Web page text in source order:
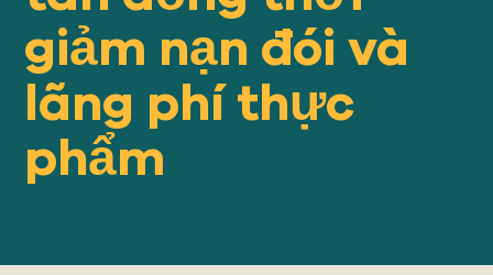
Ủng hộ
NHIỆM VỤ CỦA CHÚNG TA
QUYÊN TẶNG
giảm nạn đói và
lãng phí thực
phẩm